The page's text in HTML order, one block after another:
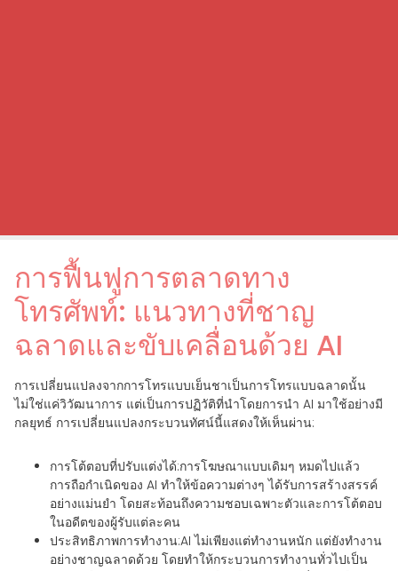
การฟื้นฟูการตลาดทาง
โทรศัพท์: แนวทางที่ชาญ
ฉลาดและขับเคลื่อนด้วย AI
การเปลี่ยนแปลงจากการโทรแบบเย็นชาเป็นการโทรแบบฉลาดนั้น
ไม่ใช่แค่วิวัฒนาการ แต่เป็นการปฏิวัติที่นำโดยการนำ AI มาใช้อย่างมี
กลยุทธ์ การเปลี่ยนแปลงกระบวนทัศน์นี้แสดงให้เห็นผ่าน:
การโต้ตอบที่ปรับแต่งได้:การโฆษณาแบบเดิมๆ หมดไปแล้ว
การถือกำเนิดของ AI ทำให้ข้อความต่างๆ ได้รับการสร้างสรรค์
อย่างแม่นยำ โดยสะท้อนถึงความชอบเฉพาะตัวและการโต้ตอบ
ในอดีตของผู้รับแต่ละคน
ประสิทธิภาพการทำงาน:AI ไม่เพียงแต่ทำงานหนัก แต่ยังทำงาน
อย่างชาญฉลาดด้วย โดยทำให้กระบวนการทำงานทั่วไปเป็น